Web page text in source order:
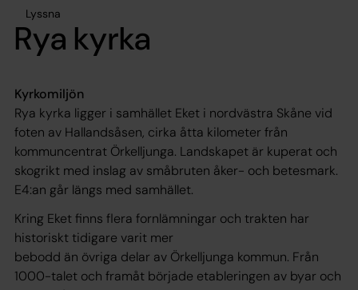
Lyssna
Rya kyrka
Kyrkomiljön
Rya kyrka ligger i samhället Eket i nordvästra Skåne vid
foten av Hallandsåsen, cirka åtta kilometer från
kommuncentrat Örkelljunga. Landskapet är kuperat och
skogrikt med inslag av småbruten åker- och betesmark.
E4:an går längs med samhället.
Kring Eket finns flera fornlämningar och trakten har
historiskt tidigare varit mer
bebodd än övriga delar av Örkelljunga kommun. Från
1000-talet och framåt började etableringen av byar och